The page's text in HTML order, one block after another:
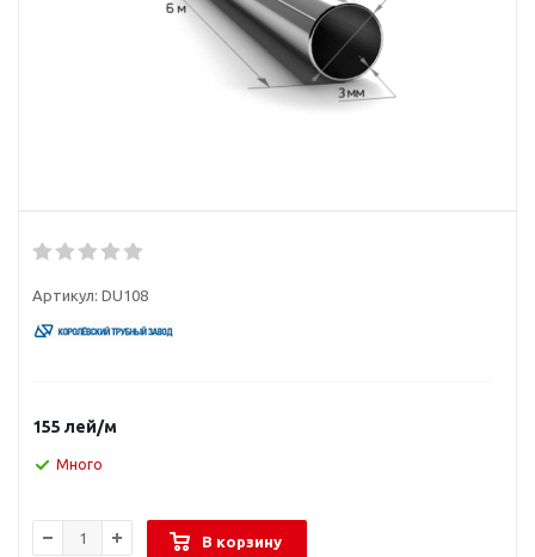
Артикул: DU108
155 лей/м
Много
В корзину